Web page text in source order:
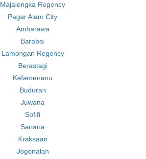
Majalengka Regency
Pagar Alam City
Ambarawa
Barabai
Lamongan Regency
Berastagi
Kefamenanu
Buduran
Juwana
Sofifi
Sanana
Kraksaan
Jogonalan